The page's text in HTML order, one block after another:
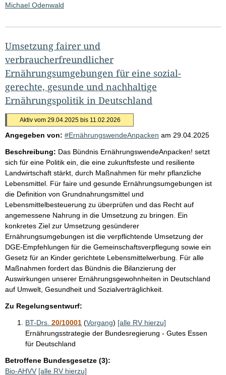
Michael Odenwald
Umsetzung fairer und
verbraucherfreundlicher
Ernährungsumgebungen für eine sozial-
gerechte, gesunde und nachhaltige
Ernährungspolitik in Deutschland
Aktiv vom 29.04.2025 bis 11.02.2026
Angegeben von: #ErnährungswendeAnpacken am 29.04.2025
Beschreibung: Das Bündnis ErnährungswendeAnpacken! setzt
sich für eine Politik ein, die eine zukunftsfeste und resiliente
Landwirtschaft stärkt, durch Maßnahmen für mehr pflanzliche
Lebensmittel. Für faire und gesunde Ernährungsumgebungen ist
die Definition von Grundnahrungsmittel und
Lebensmittelbesteuerung zu überprüfen und das Recht auf
angemessene Nahrung in die Umsetzung zu bringen. Ein
konkretes Ziel zur Umsetzung gesünderer
Ernährungsumgebungen ist die verpflichtende Umsetzung der
DGE-Empfehlungen für die Gemeinschaftsverpflegung sowie ein
Gesetz für an Kinder gerichtete Lebensmittelwerbung. Für alle
Maßnahmen fordert das Bündnis die Bilanzierung der
Auswirkungen unserer Ernährungsgewohnheiten in Deutschland
auf Umwelt, Gesundheit und Sozialverträglichkeit.
Zu Regelungsentwurf:
BT-Drs. 20/10001 (Vorgang) [alle RV hierzu]
Ernährungsstrategie der Bundesregierung - Gutes Essen
für Deutschland
Betroffene Bundesgesetze (3):
Bio-AHVV [alle RV hierzu]